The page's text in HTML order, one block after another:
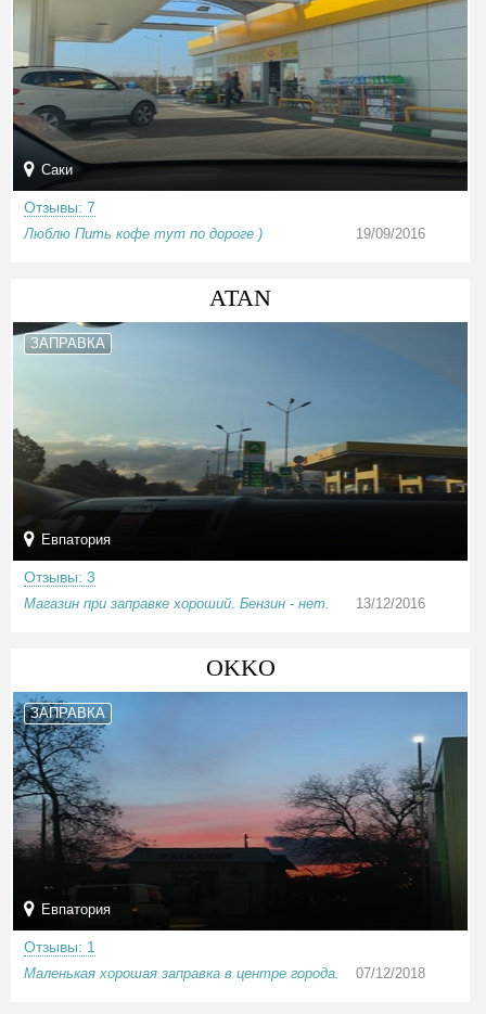
Саки
Отзывы: 7
Люблю Пить кофе тут по дороге ) 19/09/2016
ATAN
ЗАПРАВКА
Евпатория
Отзывы: 3
Магазин при заправке хороший. Бензин - нет. 13/12/2016
OKKO
ЗАПРАВКА
Евпатория
Отзывы: 1
Маленькая хорошая заправка в центре города. 07/12/2018